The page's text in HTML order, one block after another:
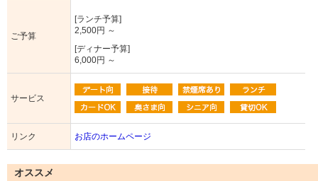
ご予算
[ランチ予算]
2,500円 ～
[ディナー予算]
6,000円 ～
サービス
リンク お店のホームページ
オススメ